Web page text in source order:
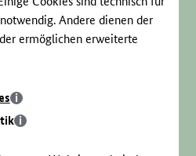
Andere dienen der
ermöglichen erweiterte